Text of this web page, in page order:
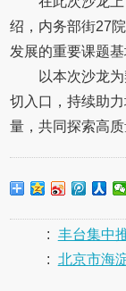
绍，内务部街27
发展的重要课题基
以本次沙龙
切入口，持续助
量，共同探索高
: 丰台集中
: 北京市海